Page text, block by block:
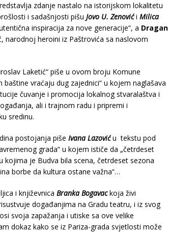
zdanje nastalo na istorijskom lokalitetu
i sadašnjosti pišu Jovo U. Zenovići Milica
inspiracija za nove generacije“, a Dragan
narodnoj heroini iz Paštrovića sa naslovom
Laketić“ piše u ovom broju Komune
baštine vraćaju dug zajednici“ u kojem naglašava
čuvanje i promocija lokalnog stvaralaštva i
ali i trajnom radu i pripremi i
sredinu.
postojanja piše Ivana Lazoviću tekstu pod
grada“ u kojem ističe da „četrdeset
kojima je Budva bila scena, četrdeset sezona
borbe da kultura ostane važna“…
i književnica Branka Bogavackoja živi
događanjima na Gradu teatru, i iz svog
svoja zapažanja i utiske sa ove velike
dokaz kako se iz Pariza-grada svjetlosti može